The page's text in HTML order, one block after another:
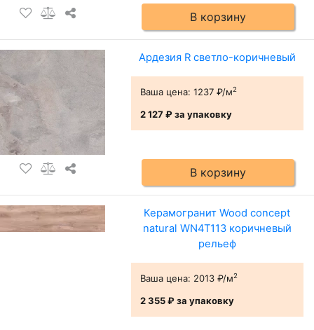
В корзину
Ардезия R светло-коричневый
Ваша цена: 1237 ₽/м2
2 127 ₽за упаковку
В корзину
Керамогранит Wood concept
natural WN4T113 коричневый
рельеф
Ваша цена: 2013 ₽/м2
2 355 ₽за упаковку